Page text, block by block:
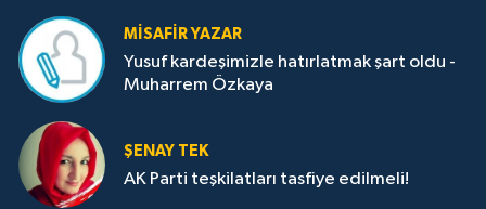
MISAFIR YAZAR
Yusuf kardeşimizle hatırlatmak şart oldu -
Muharrem Özkaya
ŞENAY TEK
AK Parti teşkilatları tasfiye edilmeli!